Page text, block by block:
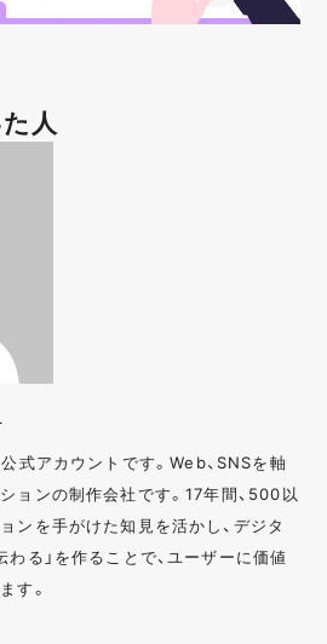
人
アカウントです。Web、SNSを軸
ョンの制作会社です。17年間、500以
ンを手がけた知見を活かし、デジタ
る」を作ることで、ユーザーに価値
す。